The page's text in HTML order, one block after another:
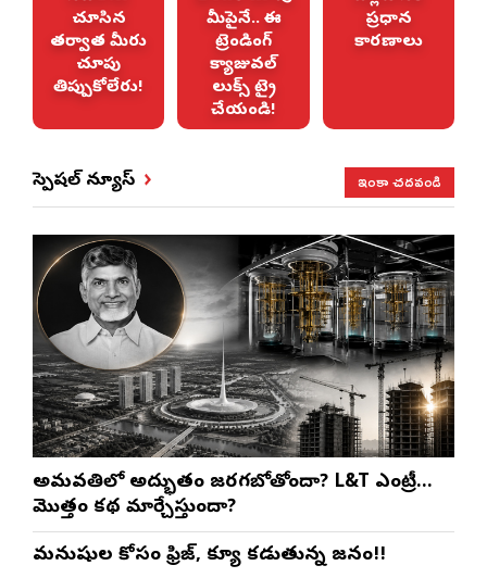
చూసిన
తర్వాత మీరు
చూపు
తిప్పుకోలేరు!
మీపైనే.. ఈ
ట్రెండింగ్
క్యాజువల్
లుక్స్ ట్రై
చేయండి!
ప్రధాన
కారణాలు
స్పెషల్ న్యూస్ ఇంకా చదవండి
అమరావతిలో అద్భుతం జరగబోతోందా? L&T ఎంట్రీ…
మొత్తం కథ మార్చేస్తుందా?
మనుషుల కోసం ఫ్రిజ్, క్యూ కడుతున్న జనం!!